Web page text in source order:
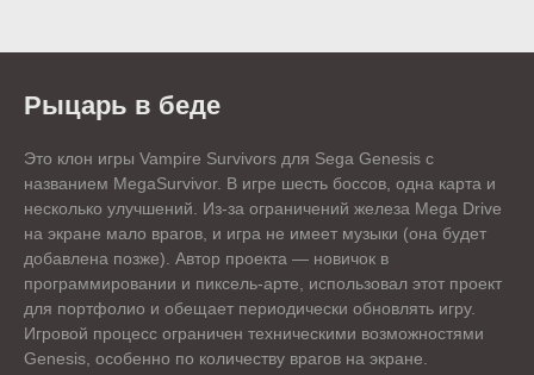
Рыцарь в беде
Это клон игры Vampire Survivors для Sega Genesis с
названием MegaSurvivor. В игре шесть боссов, одна карта и
несколько улучшений. Из-за ограничений железа Mega Drive
на экране мало врагов, и игра не имеет музыки (она будет
добавлена позже). Автор проекта — новичок в
программировании и пиксель-арте, использовал этот проект
для портфолио и обещает периодически обновлять игру.
Игровой процесс ограничен техническими возможностями
Genesis, особенно по количеству врагов на экране.